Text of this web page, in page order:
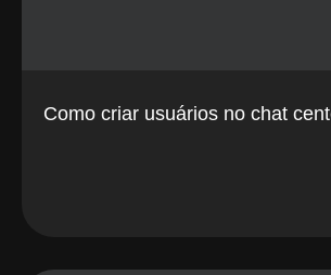
Como criar usuários no chat